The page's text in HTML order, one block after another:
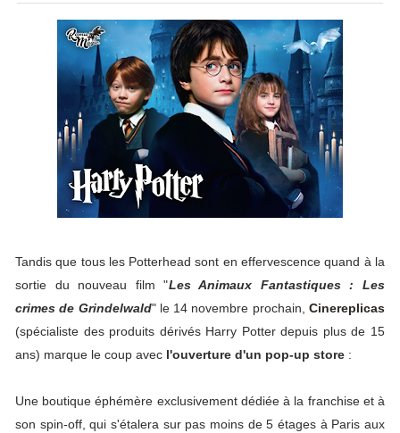
Tandis que tous les Potterhead sont en effervescence quand à la
sortie du nouveau film "Les Animaux Fantastiques : Les
crimes de Grindelwald" le 14 novembre prochain,Cinereplicas
(spécialiste des produits dérivés Harry Potter depuis plus de 15
ans) marque le coup avec l'ouverture d'un pop-up store:
Une boutique éphémère exclusivement dédiée à la franchise et à
son spin-off, qui s'étalera sur pas moins de 5 étages à Paris aux